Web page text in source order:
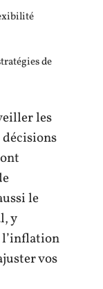
de
les
le
y
l’inflation
vos